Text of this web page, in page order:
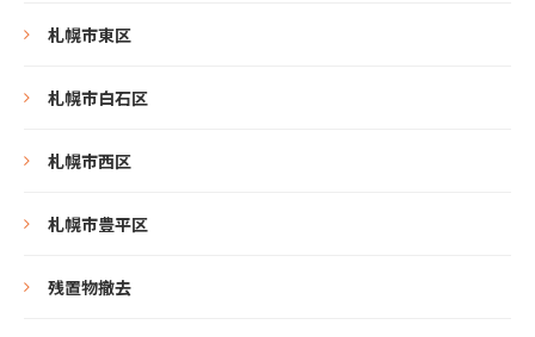
札幌市東区
札幌市白石区
札幌市西区
札幌市豊平区
残置物撤去